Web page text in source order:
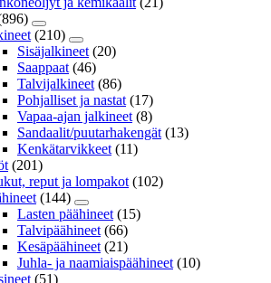
(210)
Sisäjalkineet (20)
Saappaat (46)
Talvijalkineet (86)
Pohjalliset ja nastat (17)
Vapaa-ajan jalkineet (8)
Sandaalit/puutarhakengät (13)
Kenkätarvikkeet (11)
(201)
reput ja lompakot (102)
(144)
Lasten päähineet (15)
Talvipäähineet (66)
Kesäpäähineet (21)
Juhla- ja naamiaispäähineet (10)
(51)